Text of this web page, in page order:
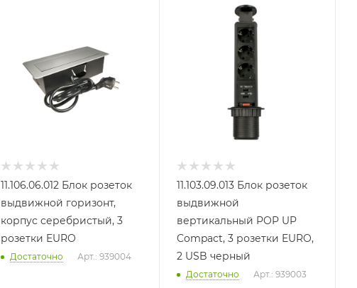
11.106.06.012 Блок розеток
выдвижной горизонт,
корпус серебристый, 3
розетки EURO
Достаточно Арт.: 939004
11.103.09.013 Блок розеток
выдвижной
вертикальный POP UP
Compact, 3 розетки EURO,
2 USB черный
Достаточно Арт.: 939003